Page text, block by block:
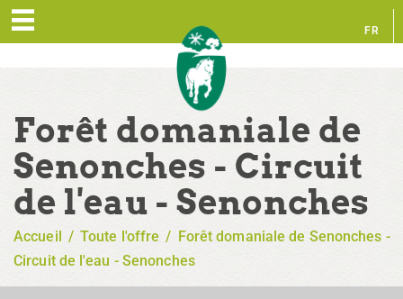
FR
Forêt domaniale de
Senonches - Circuit
de l'eau - Senonches
Accueil / Toute l'offre / Forêt domaniale de Senonches -
Circuit de l'eau - Senonches